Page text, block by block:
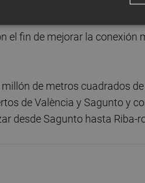
la titularidad de la vía
el fin de mejorar la conexión
de metros cuadrados
de València y Sagunto y
desde Sagunto hasta Riba-